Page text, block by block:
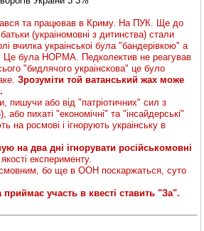
та працював в Криму. На ПУК. Ще до
(украіномовні з дитинства) стали
вчилка украінськоі була "бандерівкою" а
Це була НОРМА. Педколектив не реагував
"бидлячого украінскова" це було
Зрозуміти той ватанський жах може
пишучи або від "патріотичних" сил з
або пихаті "економічні" та "інсайдерські"
на росмові і ігнорують украінську в
на два дні ігнорувати російськомовні
експерименту.
бо ще в ООН поскаржаться, суто
приймає участь в квесті ставить "За".